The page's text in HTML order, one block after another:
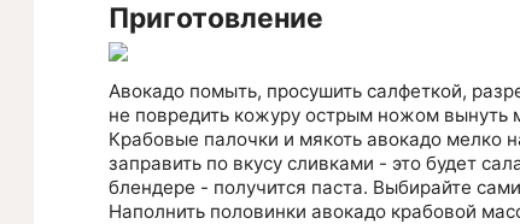
Приготовление
Авокадо помыть, просушить салфеткой,
не повредить кожуру острым ножом вынуть
Крабовые палочки и мякоть авокадо мелко
заправить по вкусу сливками - это будет
блендере - получится паста. Выбирайте
Наполнить половинки авокадо крабовой